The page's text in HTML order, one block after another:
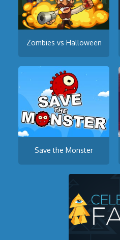
Zombies vs Halloween
Save the Monster